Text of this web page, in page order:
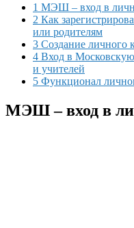
1 МЭШ – вход в
2 Как
или родителям
3 Создание
4 Вход в
и учителей
5 Функционал
МЭШ – вход в